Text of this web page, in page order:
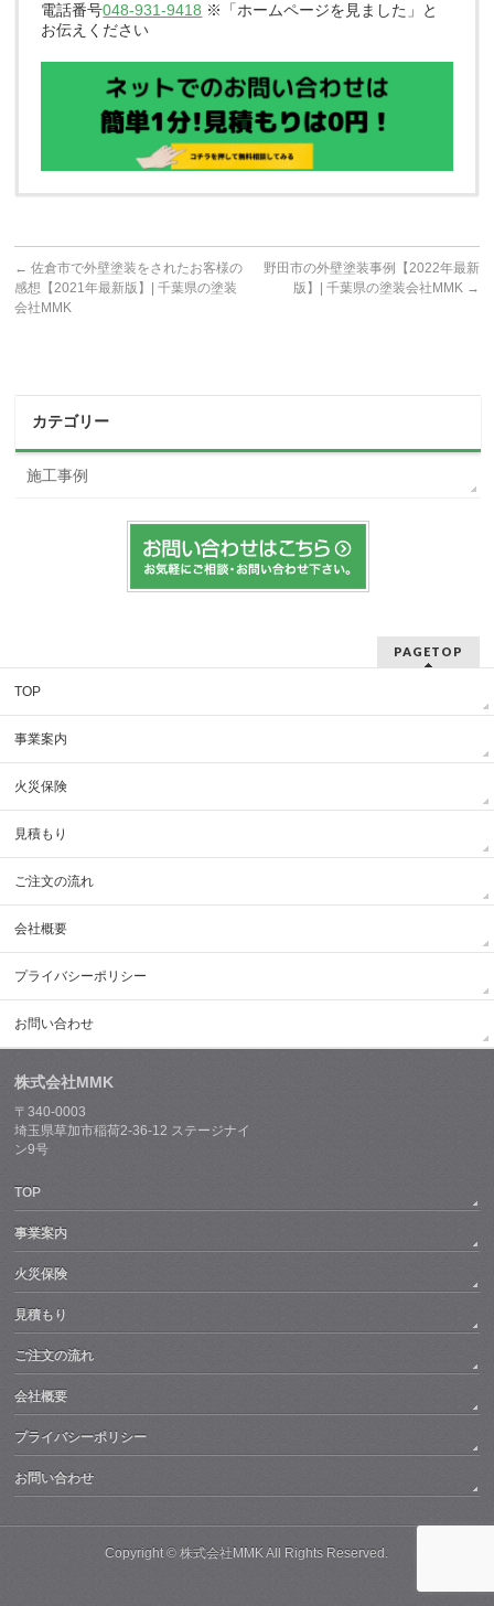
電話番号048-931-9418 ※「ホームページを見ました」と
お伝えください
← 佐倉市で外壁塗装をされたお客様の
感想【2021年最新版】| 千葉県の塗装
会社MMK
野田市の外壁塗装事例【2022年最新
版】| 千葉県の塗装会社MMK →
カテゴリー
施工事例
PAGETOP
TOP
事業案内
火災保険
見積もり
ご注文の流れ
会社概要
プライバシーポリシー
お問い合わせ
株式会社MMK
〒340-0003
埼玉県草加市稲荷2-36-12 ステージナイ
ン9号
TOP
事業案内
火災保険
見積もり
ご注文の流れ
会社概要
プライバシーポリシー
お問い合わせ
Copyright ©株式会社MMKAll Rights Reserved.